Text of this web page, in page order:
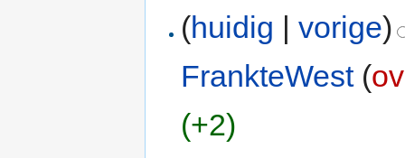
(huidig |vorige)
FrankteWest (
(+2)